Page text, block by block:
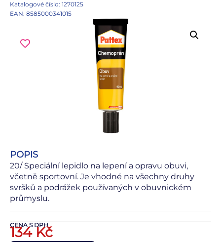
Katalogové číslo: 1270125
EAN: 8585000341015
POPIS
20/ Speciální lepidlo na lepení a opravu obuvi,
včetně sportovní. Je vhodné na všechny druhy
svršků a podrážek používaných v obuvnickém
průmyslu.
CENA S DPH
134Kč